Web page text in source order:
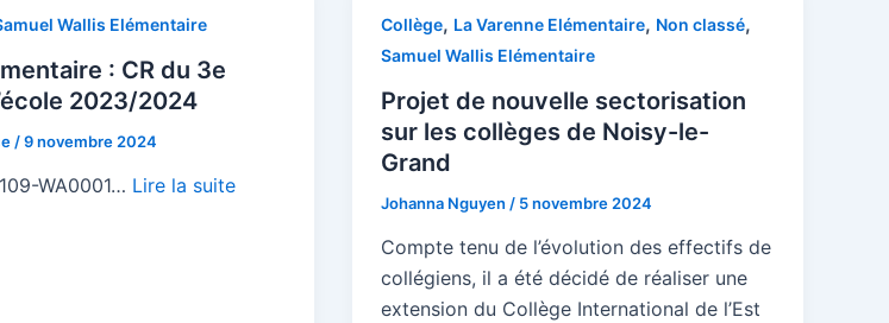
Wallis Elémentaire
: CR du 3e
2023/2024
/9 novembre 2024
WA0001… Lire la suite
Collège, La Varenne Elémentaire, Non classé,
Samuel Wallis Elémentaire
Projet de nouvelle sectorisation
sur les collèges de Noisy-le-
Grand
Johanna Nguyen / 5 novembre 2024
Compte tenu de l’évolution des effectifs de
collégiens, il a été décidé de réaliser une
extension du Collège International de l’Est